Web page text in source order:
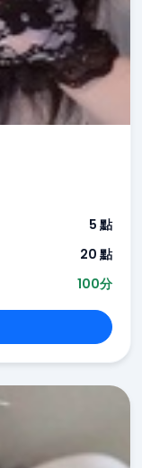
5 點
20 點
100分